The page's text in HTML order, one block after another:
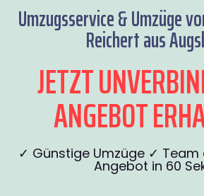
Umzugsservice & Umzüge
Reichert aus
JETZT
ANGEBOT
✓ Günstige Umzüge ✓ Team
Angebot in 60